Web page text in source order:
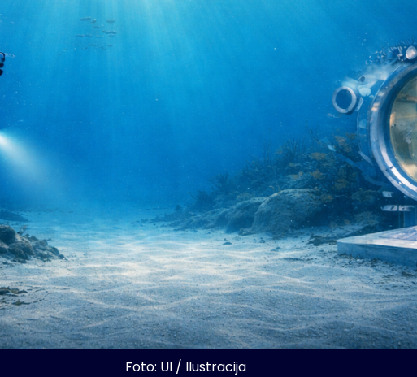
Foto: UI / Ilustracija